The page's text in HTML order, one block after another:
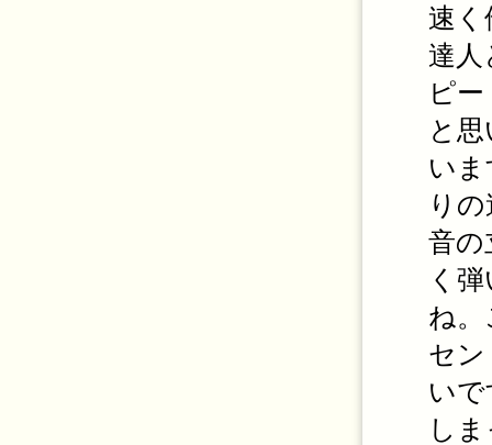
速く
達人
ピ
と
い
り
音の
く
ね
セ
い
し